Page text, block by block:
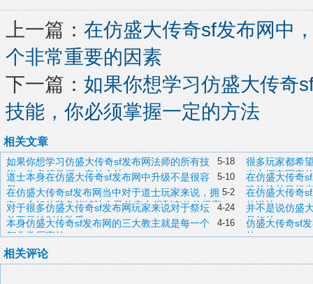
上一篇： 在仿盛大传奇sf发布网中
个非常重要的因素
下一篇： 如果你想学习仿盛大传奇
技能，你必须掌握一定的方法
相关文章
5-18
如果你想学习仿盛大传奇sf发布网法师的所有技
能，你必须掌握一定的方法
很多玩家都希
当中拥有固定
5-10
道士本身在仿盛大传奇sf发布网中升级不是很容
易
在仿盛大传奇
确的抢劫目标
5-2
在仿盛大传奇sf发布网当中对于道士玩家来说，拥
有一个好的装备能够让自己的实力得到有效的提高
在仿盛大传奇
的说法
4-24
对于很多仿盛大传奇sf发布网玩家来说对于祭坛
并不是特别的熟悉
并不是说仿盛
是好的
4-16
本身仿盛大传奇sf发布网的三大教主就是每一个
都非常厉害的
仿盛大传奇sf
的
相关评论